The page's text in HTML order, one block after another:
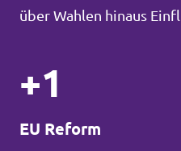
über Wahlen hinaus
+1
EU Reform